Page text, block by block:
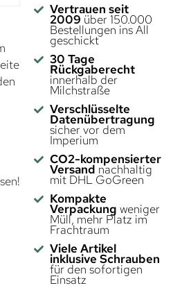
Vertrauen seit
2009 über 150.000
Bestellungen ins All
geschickt
30 Tage
Rückgaberecht
innerhalb der
Milchstraße
Verschlüsselte
Datenübertragung
sicher vor dem
Imperium
CO2-kompensierter
Versand nachhaltig
mit DHL GoGreen
Kompakte
Verpackung weniger
Müll, mehr Platz im
Frachtraum
Viele Artikel
inklusive Schrauben
für den sofortigen
Einsatz